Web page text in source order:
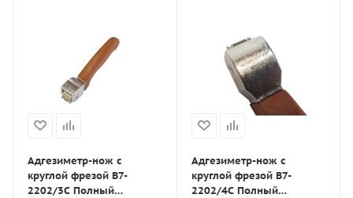
Адгезиметр-нож с
круглой фрезой В7-
2202/3С Полный
Адгезиметр-нож с
круглой фрезой В7-
2202/4С Полный